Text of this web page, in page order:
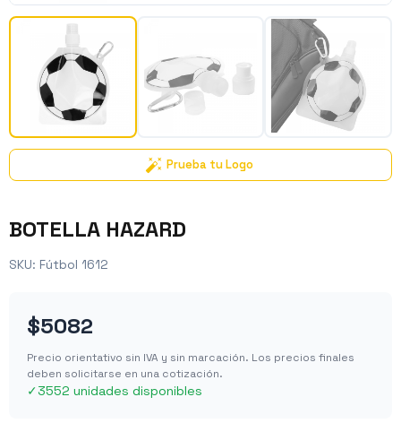
Prueba tu Logo
BOTELLA HAZARD
SKU: Fútbol 1612
$5082
Precio orientativo sin IVA y sin marcación. Los precios finales
deben solicitarse en una cotización.
✓3552 unidades disponibles